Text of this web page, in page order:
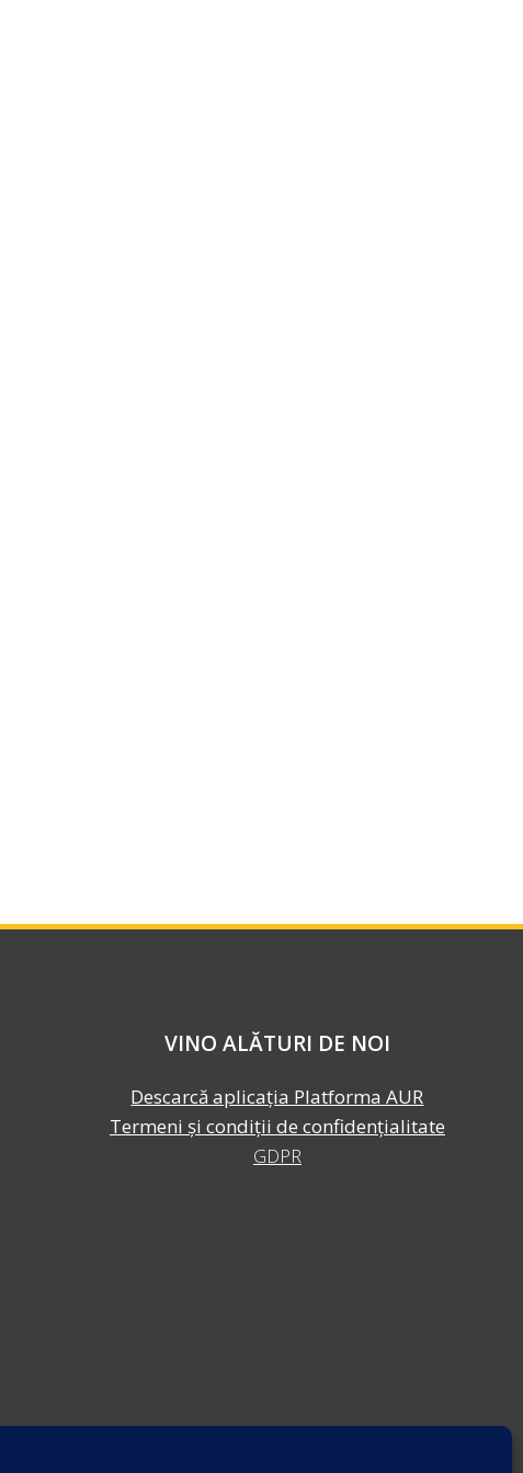
VINO ALĂTURI DE NOI
Descarcă aplicația Platforma AUR
Termeni și condiții de confidențialitate
GDPR